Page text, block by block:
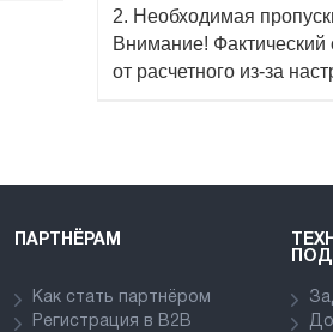
2. Необходимая
Внимание! Фактический
от расчетного из-за
ПАРТНЁРАМ
Как стать партнёром
Регистрация в В2В